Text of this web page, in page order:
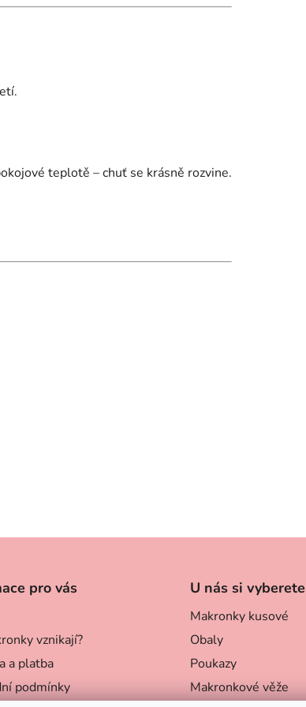
teplotě – chuť se krásně rozvine.
pro vás
vznikají?
a platba
podmínky
U nás si vyberete
Makronky kusové
Obaly
Poukazy
Makronkové věže